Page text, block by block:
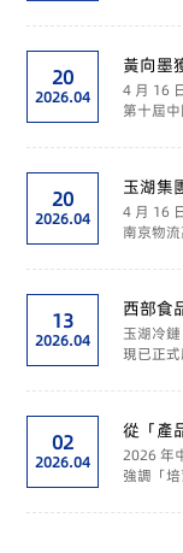
聯合主
20
2026.04
黃向墨
演講：
4 月 16
第十屆
蘇省委
20
2026.04
玉湖集
圈
4 月 16
南京物
企業融
13
2026.04
西部食
暨天府
玉湖冷
現已正
的現代
02
2026.04
從「產
農產品
2026 年
強調「
「大力